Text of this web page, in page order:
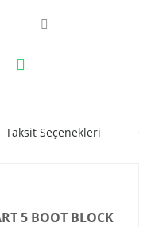
Taksit Seçenekleri
5 BOOT BLOCK